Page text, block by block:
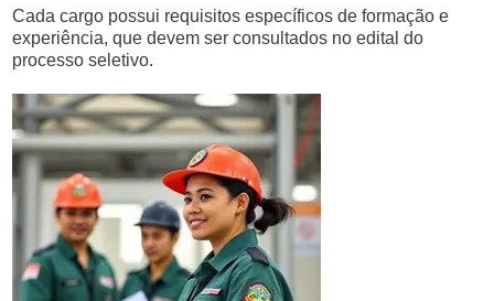
Cada cargo possui requisitos específicos de formação e
experiência, que devem ser consultados no edital do
processo seletivo.